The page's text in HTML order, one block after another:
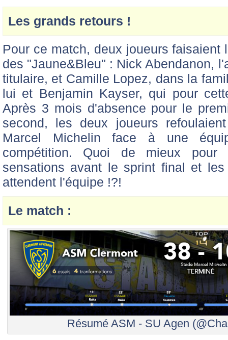
Les grands retours !
Pour ce match, deux joueurs faisaient
des "Jaune&Bleu" : Nick Abendanon,
titulaire, et Camille Lopez, dans la
lui et Benjamin Kayser, qui pour
Après 3 mois d'absence pour le
second, les deux joueurs
Marcel Michelin face à une
compétition. Quoi de mieux pour
sensations avant le sprint final et
attendent l'équipe !?!
Le match :
Résumé ASM - SU Agen